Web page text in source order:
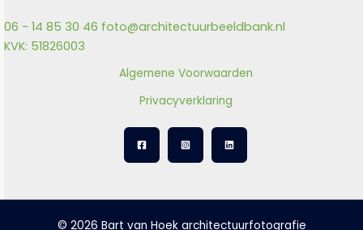
06 - 14 85 30 46 foto@architectuurbeeldbank.nl
KVK: 51826003
Algemene Voorwaarden
Privacyverklaring
© 2026 Bart van Hoek architectuurfotografie